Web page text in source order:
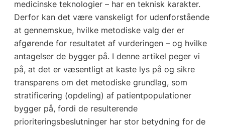
medicinske teknologier – har en teknisk karakter.
Derfor kan det være vanskeligt for udenforstående
at gennemskue, hvilke metodiske valg der er
afgørende for resultatet af vurderingen – og hvilke
antagelser de bygger på. I denne artikel peger vi
på, at det er væsentligt at kaste lys på og sikre
transparens om det metodiske grundlag, som
stratificering (opdeling) af patientpopulationer
bygger på, fordi de resulterende
prioriteringsbeslutninger har stor betydning for de